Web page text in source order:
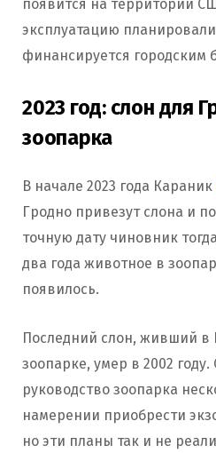
появится на территории
эксплуатацию
финансируется городским
2023 год: слон для
зоопарка
В начале 2023 года Караник
Гродно привезут слона и
точную дату чиновник
два года животное в
появилось.
Последний слон, живший в
зоопарке, умер в 2002
руководство зоопарка
намерении приобрести
но эти планы так и не